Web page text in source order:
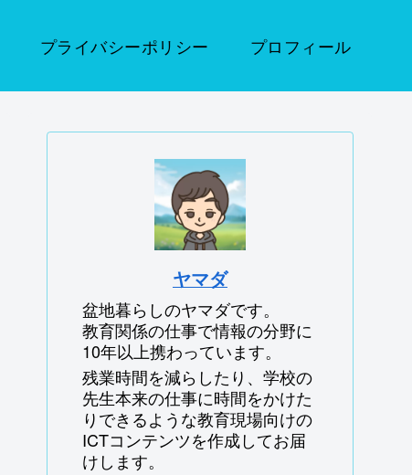
プライバシーポリシー プロフィール
ヤマダ
盆地暮らしのヤマダです。
教育関係の仕事で情報の分野に
10年以上携わっています。
残業時間を減らしたり、学校の
先生本来の仕事に時間をかけた
りできるような教育現場向けの
ICTコンテンツを作成してお届
けします。